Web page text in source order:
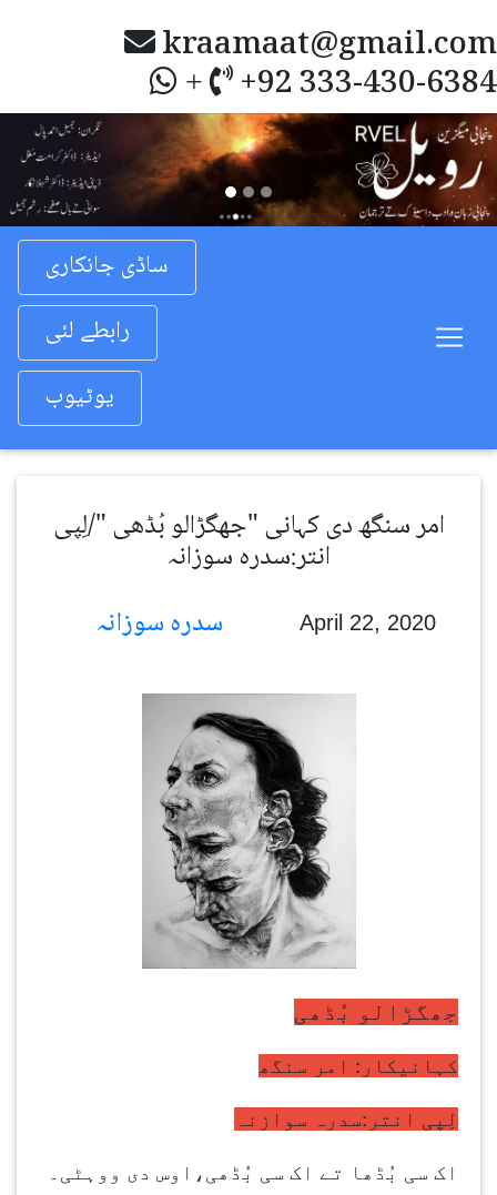
kraamaat@gmail.com
+ +92 333-430-6384
Previous
ساڈی جانکاری
رابطے لئی
یوٹیوب
امر سنگھ دی کہانی "جھگڑالو بُڈھی "/لِپی
انتر:سدرہ سوزانہ
April 22, 2020
جھگڑالو بُڈھی
کہانیکار: امر سنگھ
لِپی انتر:سدرہ سوازنہ
اک سی بُڈھا تے اک سی بُڈھی،اوس دی ووہٹی۔